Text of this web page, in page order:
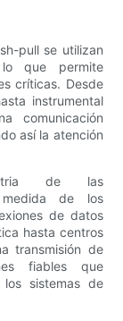
pull se utilizan
lo que permite
críticas. Desde
instrumental
comunicación
así la atención
de las
medida de los
de datos
hasta centros
transmisión de
fiables que
sistemas de